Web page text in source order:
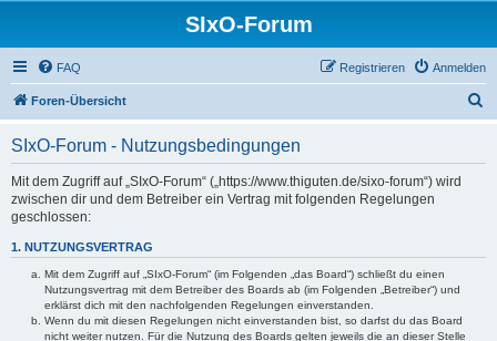
SIxO-Forum
FAQ Anmelden
Registrieren
Foren-Übersicht
SIxO-Forum - Nutzungsbedingungen
Mit dem Zugriff auf „SIxO-Forum“ („https://www.thiguten.de/sixo-forum“) wird
zwischen dir und dem Betreiber ein Vertrag mit folgenden Regelungen
geschlossen:
1. NUTZUNGSVERTRAG
Mit dem Zugriff auf „SIxO-Forum“ (im Folgenden „das Board“) schließt du einen
Nutzungsvertrag mit dem Betreiber des Boards ab (im Folgenden „Betreiber“) und
erklärst dich mit den nachfolgenden Regelungen einverstanden.
Wenn du mit diesen Regelungen nicht einverstanden bist, so darfst du das Board
nicht weiter nutzen. Für die Nutzung des Boards gelten jeweils die an dieser Stelle